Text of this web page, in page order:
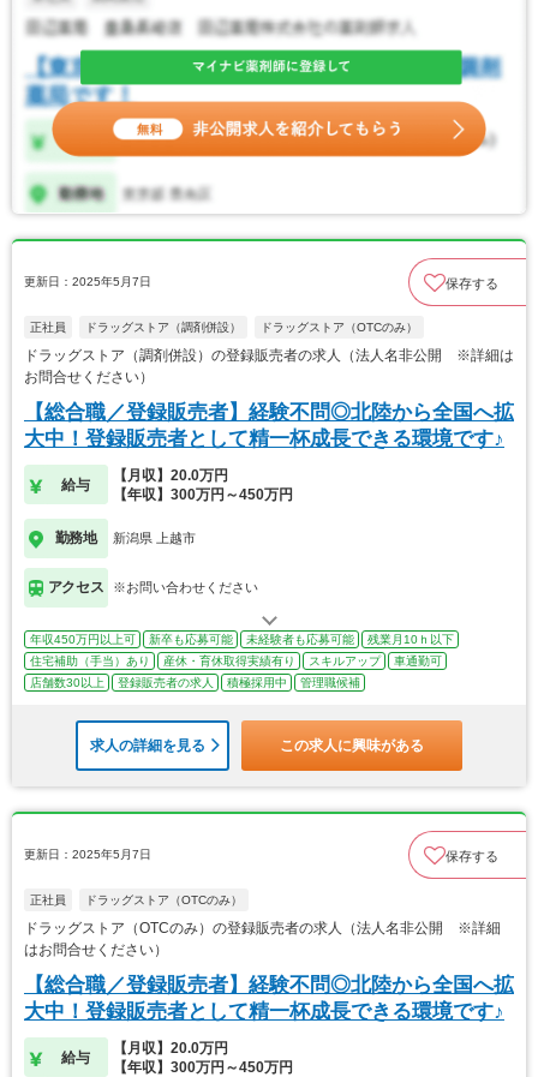
更新日：2025年5月7日 保存する
正社員 ドラッグストア（調剤併設） ドラッグストア（OTCのみ）
ドラッグストア（調剤併設）の登録販売者の求人（法人名非公開 ※詳細は
お問合せください）
【総合職／登録販売者】経験不問◎北陸から全国へ拡
大中！登録販売者として精一杯成長できる環境です♪
給与
【月収】20.0万円
【年収】300万円～450万円
勤務地 新潟県 上越市
アクセス ※お問い合わせください
年収450万円以上可 新卒も応募可能 未経験者も応募可能
残業月10ｈ以下
住宅補助（手当）あり
産休・育休取得実績有り スキルアップ
車通勤可
店舗数30以上
登録販売者の求人 積極採用中 管理職候補
求人の詳細を見る この求人に興味がある
更新日：2025年5月7日 保存する
正社員 ドラッグストア（OTCのみ）
ドラッグストア（OTCのみ）の登録販売者の求人（法人名非公開 ※詳細
はお問合せください）
【総合職／登録販売者】経験不問◎北陸から全国へ拡
大中！登録販売者として精一杯成長できる環境です♪
給与
【月収】20.0万円
【年収】300万円～450万円